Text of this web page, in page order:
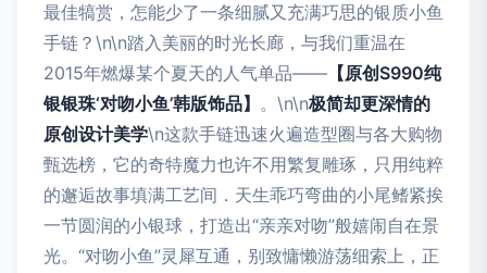
最佳犒赏，怎能少了一条细腻又充满巧思的银质小鱼
手链？\n\n踏入美丽的时光长廊，与我们重温在
2015年燃爆某个夏天的人气单品—— 【原创S990纯
银银珠‘对吻小鱼’韩版饰品】 。\n\n极简却更深情的
原创设计美学\n这款手链迅速火遍造型圈与各大购物
甄选榜，它的奇特魔力也许不用繁复雕琢，只用纯粹
的邂逅故事填满工艺间．天生乖巧弯曲的小尾鳍紧挨
一节圆润的小银球，打造出“亲亲对吻”般嬉闹自在景
光。“对吻小鱼”灵犀互通，别致慵懒游荡细索上，正